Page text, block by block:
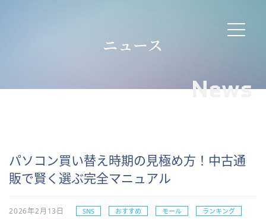
ニュース
News
パソコン買い替え時期の見極め方！中古通
販で賢く選ぶ完全マニュアル
2026年2月13日 SNS おすすめ モール
ランキング